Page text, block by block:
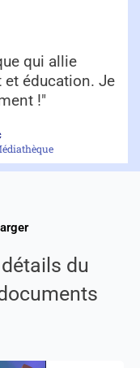
qui allie
éducation. Je
!"
du